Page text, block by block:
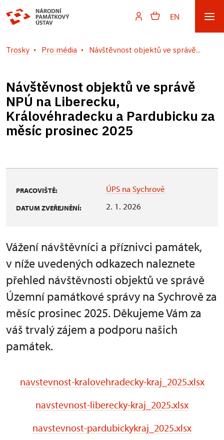
EN
Trosky Pro média Návštěvnost objektů ve správě...
Návštěvnost objektů ve správě
NPÚ na Liberecku,
Královéhradecku a Pardubicku za
měsíc prosinec 2025
PRACOVIŠTĚ: ÚPS na Sychrově
DATUM ZVEŘEJNĚNÍ: 2. 1. 2026
Vážení návštěvníci a příznivci památek,
v níže uvedených odkazech naleznete
přehled návštěvnosti objektů ve správě
Územní památkové správy na Sychrově za
měsíc prosinec 2025. Děkujeme Vám za
váš trvalý zájem a podporu našich
památek.
navstevnost-kralovehradecky-kraj_2025.xlsx
navstevnost-liberecky-kraj_2025.xlsx
navstevnost-pardubickykraj_2025.xlsx